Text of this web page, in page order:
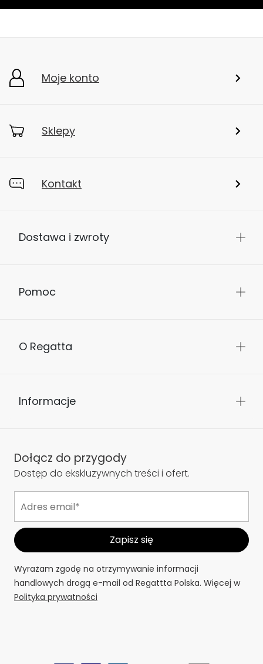
Moje konto
Sklepy
Kontakt
Dostawa i zwroty
Pomoc
O Regatta
Informacje
Dołącz do przygody
Dostęp do ekskluzywnych treści i ofert.
Wyrażam zgodę na otrzymywanie informacji
handlowych drogą e-mail od Regattta Polska. Więcej w
Polityka prywatności